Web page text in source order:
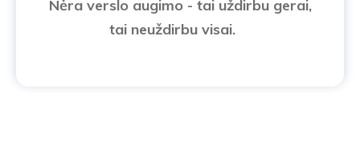
Nėra verslo augimo - tai uždirbu gerai,
tai neuždirbu visai.